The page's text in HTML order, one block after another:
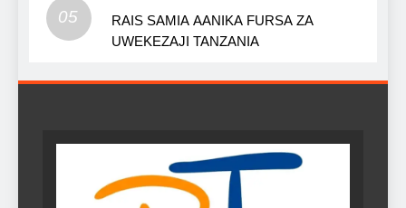
05
RAIS SAMIA AANIKA FURSA ZA
UWEKEZAJI TANZANIA